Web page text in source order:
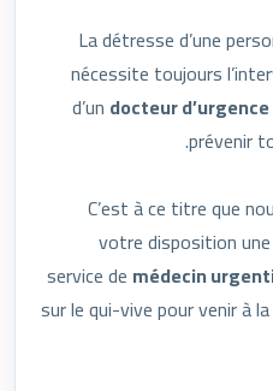
La détresse d’une
nécessite toujours
d’un docteur d’urgence
prévenir
C’est à ce titre que
votre disposition
service de médecin
sur le qui-vive pour venir à